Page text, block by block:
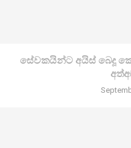
සේවකයින්ට අයිස් බෙදූ